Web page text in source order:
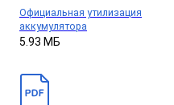
Официальная утилизация
аккумулятора
5.93 МБ